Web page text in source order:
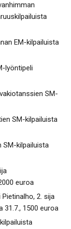
EM-kilpailuista
lyöntipeli
SM-
SM-kilpailuista
SM-kilpailuista
euroa
2. sija
31.7., 1500 euroa